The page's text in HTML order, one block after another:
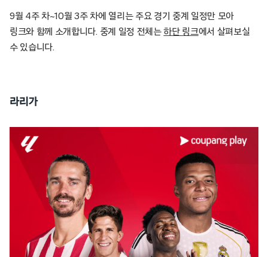
9월 4주 차~10월 3주 차에 열리는 주요 경기 중계 일정만 모아
링크와 함께 소개합니다. 중계 일정 전체는하단 링크에서 살펴보실
수 있습니다.
라리가